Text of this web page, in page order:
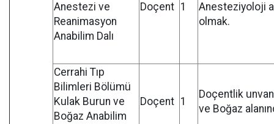
Anestezi ve
Reanimasyon
Anabilim Dalı
Doçent 1
Anesteziyoloji
olmak.
Cerrahi Tıp
Bilimleri Bölümü
Kulak Burun ve
Boğaz Anabilim
Doçent 1
Doçentlik
ve Boğaz